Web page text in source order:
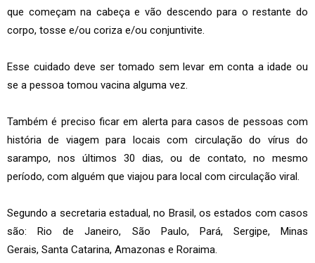
que começam na cabeça e vão descendo para o restante do
corpo, tosse e/ou coriza e/ou conjuntivite.
Esse cuidado deve ser tomado sem levar em conta a idade ou
se a pessoa tomou vacina alguma vez.
Também é preciso ficar em alerta para casos de pessoas com
história de viagem para locais com circulação do vírus do
sarampo, nos últimos 30 dias, ou de contato, no mesmo
período, com alguém que viajou para local com circulação viral.
Segundo a secretaria estadual, no Brasil, os estados com casos
são: Rio de Janeiro, São Paulo, Pará, Sergipe, Minas
Gerais, Santa Catarina, Amazonas e Roraima.